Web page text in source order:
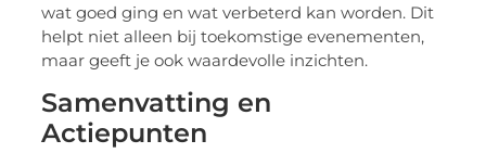
wat goed ging en wat verbeterd kan worden. Dit
helpt niet alleen bij toekomstige evenementen,
maar geeft je ook waardevolle inzichten.
Samenvatting en
Actiepunten